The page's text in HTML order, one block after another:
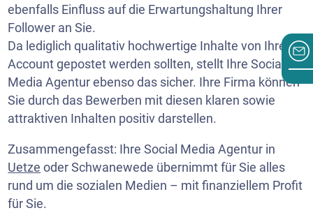
ebenfalls Einfluss auf die Erwartungshaltung Ihrer
Follower an Sie.
Da lediglich qualitativ hochwertige Inhalte von Ihrem
Account gepostet werden sollten, stellt Ihre Social
Media Agentur ebenso das sicher. Ihre Firma können
Sie durch das Bewerben mit diesen klaren sowie
attraktiven Inhalten positiv darstellen.
Zusammengefasst: Ihre Social Media Agentur in
Uetze oder Schwanewede übernimmt für Sie alles
rund um die sozialen Medien – mit finanziellem Profit
für Sie.